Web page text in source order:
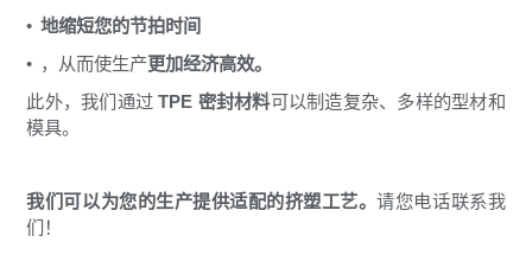
地缩短您的节拍时间
，从而使生产更加经济高效。
此外，我们通过 TPE 密封材料可以制造复杂、多样的型材和
模具。
我们可以为您的生产提供适配的挤塑工艺。请您电话联系我
们！